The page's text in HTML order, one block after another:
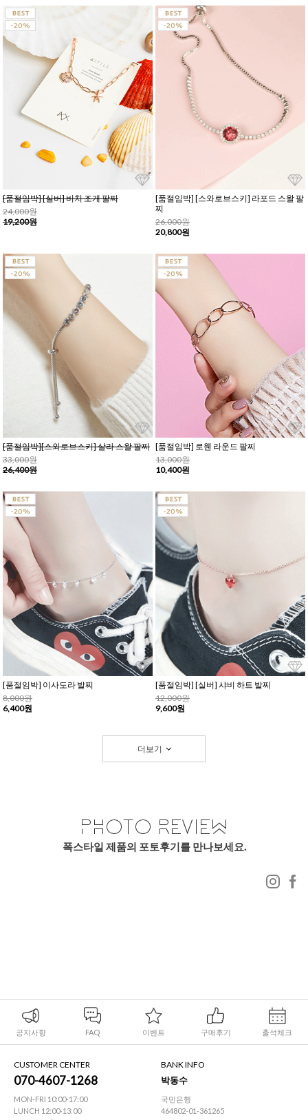
[품절임박] [실버] 비치 조개 팔찌
24,000원
19,200원
[품절임박] [스와로브스키] 라포드 스왈 팔
찌
26,000원
20,800원
[품절임박][스와로브스키] 살라 스왈 팔찌
33,000원
26,400원
[품절임박] 로웬 라운드 팔찌
13,000원
10,400원
[품절임박] 이사도라 발찌
8,000원
6,400원
[품절임박] [실버] 샤비 하트 발찌
12,000원
9,600원
더보기
폭스타일 제품의 포토후기를 만나보세요.
공지사항 FAQ 이벤트 구매후기 출석체크
CUSTOMER CENTER
070-4607-1268
MON-FRI 10:00-17:00
LUNCH 12:00-13:00
BANK INFO
박동수
국민은행
464802-01-361265